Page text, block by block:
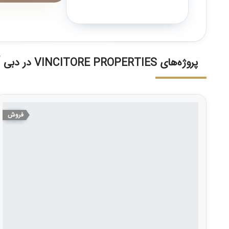
پروژه‌های VINCITORE PROPERTIES در دبی
فروش